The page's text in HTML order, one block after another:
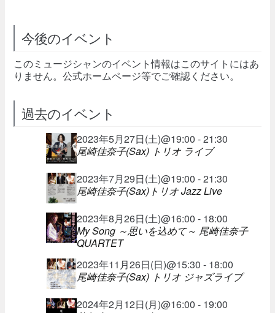
今後のイベント
このミュージシャンのイベント情報はこのサイトにはあ
りません。公式ホームページ等でご確認ください。
過去のイベント
2023年5月27日(土)@19:00 - 21:30
尾崎佳奈子(Sax) トリオ ライブ
2023年7月29日(土)@19:00 - 21:30
尾崎佳奈子(Sax)トリオ Jazz Live
2023年8月26日(土)@16:00 - 18:00
My Song ～思いを込めて～ 尾崎佳奈子
QUARTET
2023年11月26日(日)@15:30 - 18:00
尾崎佳奈子(Sax) トリオ ジャズライブ
2024年2月12日(月)@16:00 - 19:00